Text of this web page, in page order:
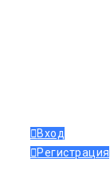
Вход
Регистрация